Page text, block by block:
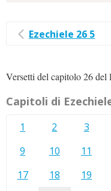
Ezechiele 26 5
Versetti del capitolo 26
Capitoli di
1 2 3
9
10 11
17
18 19